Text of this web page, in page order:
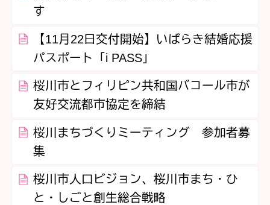
す
【11月22日交付開始】いばらき結婚応援
パスポート「i PASS」
桜川市とフィリピン共和国バコール市が
友好交流都市協定を締結
桜川まちづくりミーティング 参加者募
集
桜川市人口ビジョン、桜川市まち・ひ
と・しごと創生総合戦略